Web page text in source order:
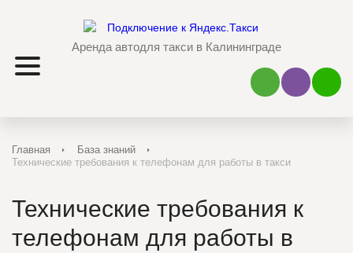
Аренда автодля такси в Калининграде
Наш ViberНаш
Главная
База знаний
Технические требования к телефонам для работы в такси
Технические требования к
телефонам для работы в